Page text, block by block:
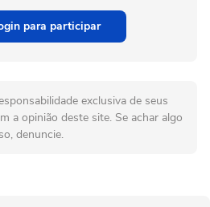
para participar
exclusiva de seus
a opinião deste site. Se achar algo
denuncie.